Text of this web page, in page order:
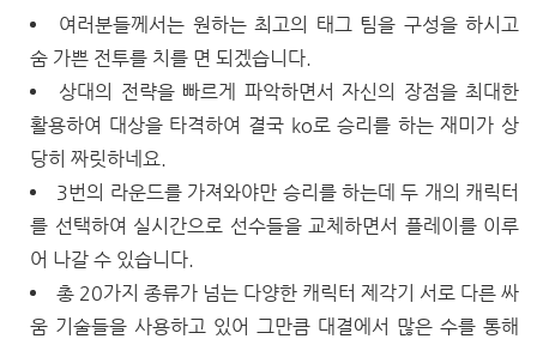
여러분들께서는 원하는 최고의 태그 팀을 구성을 하시고
숨 가쁜 전투를 치를 면 되겠습니다.
상대의 전략을 빠르게 파악하면서 자신의 장점을 최대한
활용하여 대상을 타격하여 결국 ko로 승리를 하는 재미가 상
당히 짜릿하네요.
3번의 라운드를 가져와야만 승리를 하는데 두 개의 캐릭터
를 선택하여 실시간으로 선수들을 교체하면서 플레이를 이루
어 나갈 수 있습니다.
총 20가지 종류가 넘는 다양한 캐릭터 제각기 서로 다른 싸
움 기술들을 사용하고 있어 그만큼 대결에서 많은 수를 통해